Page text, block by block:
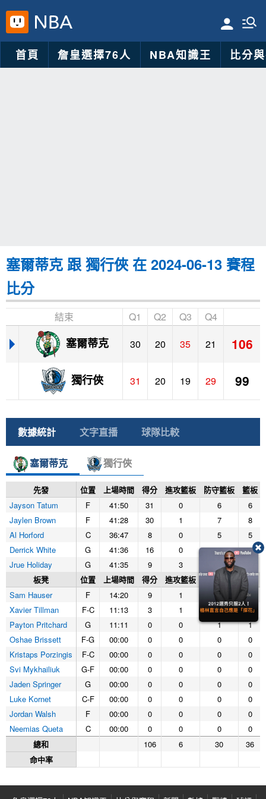
首頁 詹皇選擇76人 NBA知識王 比分
塞爾蒂克 跟 獨行俠 在 2024-06-13 賽程
比分
結束 Q1 Q2 Q3 Q4
塞爾蒂克 30 20 35 21 106
獨行俠 31 20 19 29 99
數據統計 文字直播 球隊比較
塞爾蒂克 獨行俠
先發 位置 上場時間 得分 進攻籃板 防守籃板 籃板
Jayson Tatum
F 41:50 31 0 6
6
Jaylen Brown
F 41:28 30 1 7
8
Al Horford
C 36:47 8 0 5
5
Derrick White
G 41:36 16 0 5
5
Jrue Holiday
G 41:35 9 3
板凳
位置 上場時間 得分 進攻籃板 防守籃板 籃板
Sam Hauser
F 14:20 9 1 2
3
Xavier Tillman
F-C 11:13 3 1 3
4
Payton Pritchard
G 11:11 0 0 1
1
Oshae Brissett
F-G 00:00 0 0 0
0
Kristaps Porzingis
F-C 00:00 0 0 0
0
Svi Mykhailiuk
G-F 00:00 0 0 0
0
Jaden Springer
G 00:00 0 0 0
0
Luke Kornet
C-F 00:00 0 0 0
0
Jordan Walsh
F 00:00 0 0 0
0
Neemias Queta
C 00:00 0 0 0
0
總和
106 6 30
36
命中率